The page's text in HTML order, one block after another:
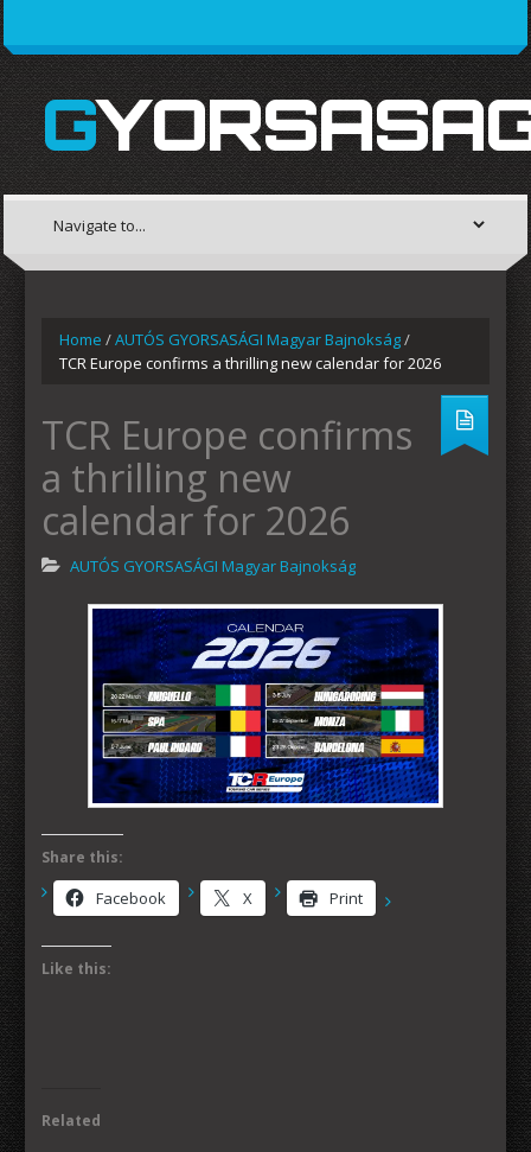
Home /AUTÓS GYORSASÁGI Magyar Bajnokság/
TCR Europe confirms a thrilling new calendar for 2026
TCR Europe confirms
a thrilling new
calendar for 2026
AUTÓS GYORSASÁGI Magyar Bajnokság
Share this:
Facebook X Print
Like this:
Related